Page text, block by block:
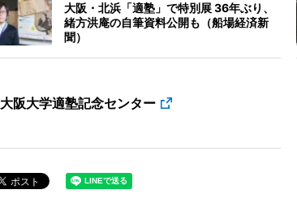
大阪・北浜「適塾」で特別展 36年ぶり、
緒方洪庵の自筆資料公開も（船場経済新
聞）
大阪大学適塾記念センター